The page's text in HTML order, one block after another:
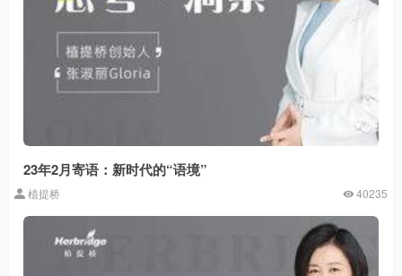
23年2月寄语：新时代的“语境”
植提桥 40235